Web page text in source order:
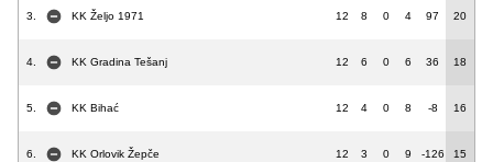
3. KK Željo 1971 12 8 0 4 97 20
4. KK Gradina Tešanj 12 6 0 6 36 18
5. KK Bihać 12 4 0 8 -8 16
6. KK Orlovik Žepče 12 3 0 9 -126 15